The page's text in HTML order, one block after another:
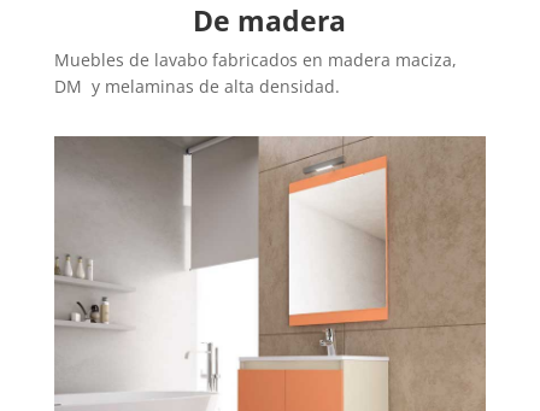
De madera
Muebles de lavabo fabricados en madera maciza,
DM y melaminas de alta densidad.